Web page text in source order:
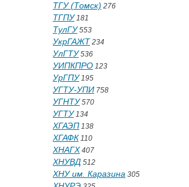
ТГУ (Томск) 276
ТГПУ181
ТулГУ553
УкрГАЖТ 234
УлГТУ536
УИПКПРО 123
УрГПУ195
УГТУ-УПИ 758
УГНТУ570
УГТУ134
ХГАЭП 138
ХГАФК 110
ХНАГХ 407
ХНУВД 512
ХНУ им. Каразина 305